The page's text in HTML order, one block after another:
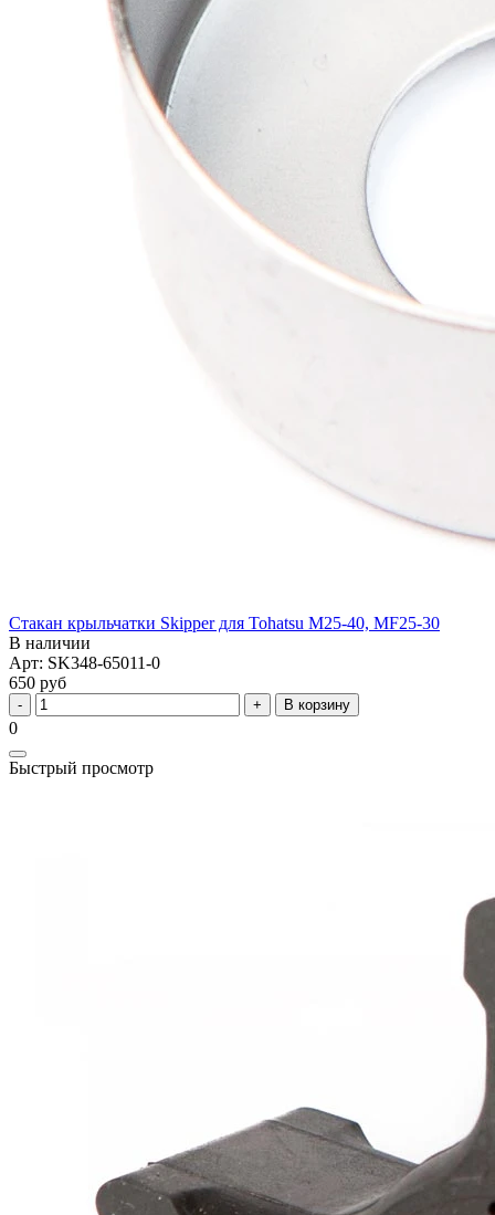
Стакан крыльчатки Skipper для Tohatsu M25-40, MF25-30
В наличии
Арт: SK348-65011-0
650 руб
В корзину
0
Быстрый просмотр